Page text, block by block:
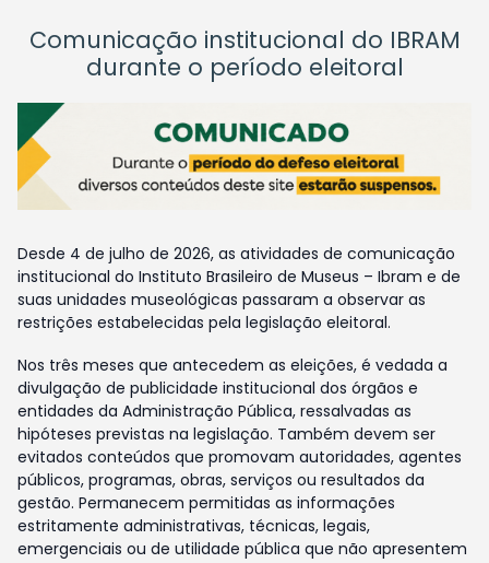
Comunicação institucional do IBRAM
durante o período eleitoral
Desde 4 de julho de 2026, as atividades de comunicação
institucional do Instituto Brasileiro de Museus – Ibram e de
suas unidades museológicas passaram a observar as
restrições estabelecidas pela legislação eleitoral.
Nos três meses que antecedem as eleições, é vedada a
divulgação de publicidade institucional dos órgãos e
entidades da Administração Pública, ressalvadas as
hipóteses previstas na legislação. Também devem ser
evitados conteúdos que promovam autoridades, agentes
públicos, programas, obras, serviços ou resultados da
gestão. Permanecem permitidas as informações
estritamente administrativas, técnicas, legais,
emergenciais ou de utilidade pública que não apresentem